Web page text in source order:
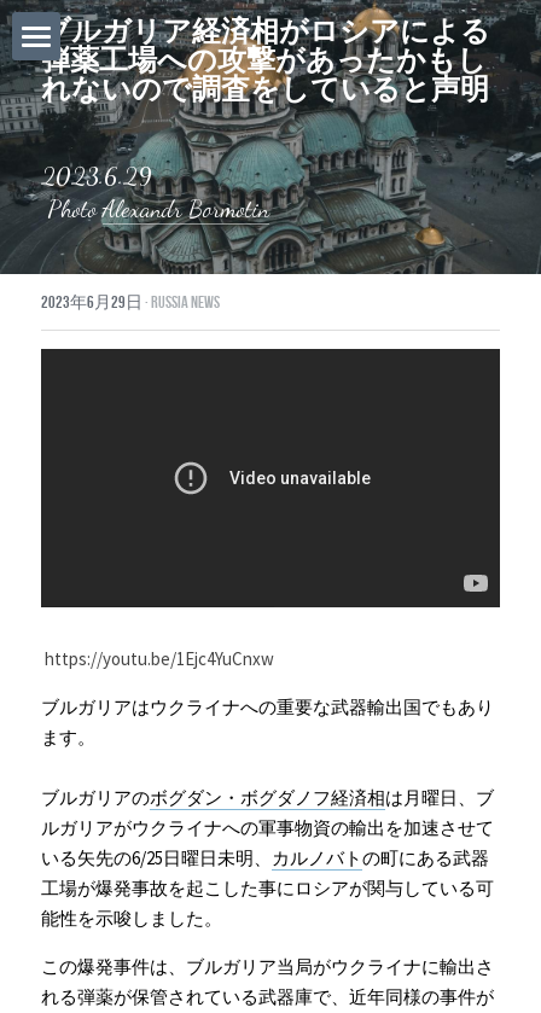
ホーム
Daily News
About Globalists
U.S. News
EuropeNews
Middle East
特集ページ
Beginner's Content
question corner
投資
ログイン/登録
ブルガリア経済相がロシアによる
弾薬工場への攻撃があったかもし
れないので調査をしていると声明
2023.6.29
Photo Alexandr Bormotin
2023年6月29日 ·Russia News
https://youtu.be/1Ejc4YuCnxw
ブルガリアはウクライナへの重要な武器輸出国でもあり
ます。
ブルガリアのボグダン・ボグダノフ経済相は月曜日、ブ
ルガリアがウクライナへの軍事物資の輸出を加速させて
いる矢先の6/25日曜日未明、
カルノバトの町にある武器
工場が爆発事故を起こした事にロシアが関与している可
能性を示唆しました。
この爆発事件は、ブルガリア当局がウクライナに輸出さ
れる弾薬が保管されている武器庫で、近年同様の事件が